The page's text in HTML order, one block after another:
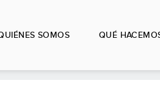
SOMOS QUÉ